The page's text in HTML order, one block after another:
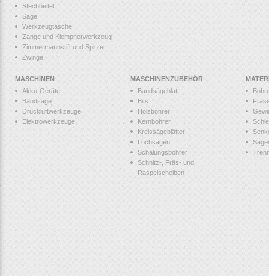
Stechbeitel
Säge
Werkzeugtasche
Zange und Klempnerwerkzeug
Zimmermannstift und Spitzer
Zwinge
MASCHINEN
Akku-Geräte
Bandsäge
Druckluftwerkzeuge
Elektrowerkzeuge
MASCHINENZUBEHÖR
Bandsägeblatt
Bits
Holzbohrer
Kernbohrer
Kreissägeblätter
Lochsägen
Schalungsbohrer
Schnitz-, Fräs- und
Raspelscheiben